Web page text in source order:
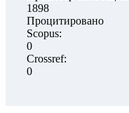
1898
Процитировано
Scopus:
0
Crossref:
0